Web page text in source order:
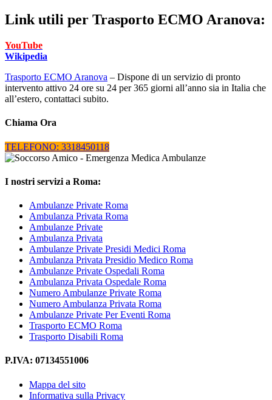
Link utili per Trasporto ECMO Aranova:
YouTube
Wikipedia
Trasporto ECMO Aranova – Dispone di un servizio di pronto
intervento attivo 24 ore su 24 per 365 giorni all’anno sia in Italia che
all’estero, contattaci subito.
Chiama Ora
TELEFONO: 3318450118
I nostri servizi a Roma:
Ambulanze Private Roma
Ambulanza Privata Roma
Ambulanze Private
Ambulanza Privata
Ambulanze Private Presidi Medici Roma
Ambulanza Privata Presidio Medico Roma
Ambulanze Private Ospedali Roma
Ambulanza Privata Ospedale Roma
Numero Ambulanze Private Roma
Numero Ambulanza Privata Roma
Ambulanze Private Per Eventi Roma
Trasporto ECMO Roma
Trasporto Disabili Roma
P.IVA: 07134551006
Mappa del sito
Informativa sulla Privacy